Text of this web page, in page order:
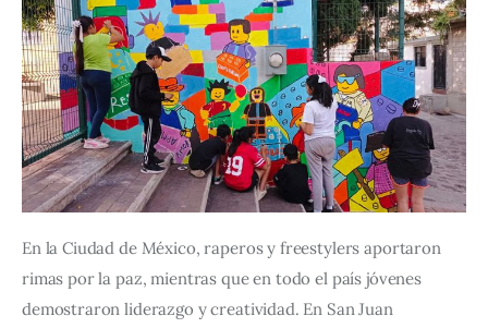
En la Ciudad de México, raperos y freestylers aportaron
rimas por la paz, mientras que en todo el país jóvenes
demostraron liderazgo y creatividad. En San Juan